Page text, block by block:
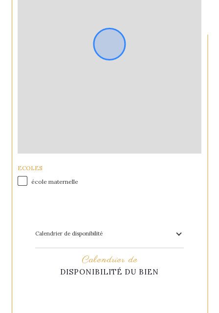
ECOLES
école maternelle
Calendrier de disponibilité
Calendrier de
DISPONIBILITÉ DU BIEN